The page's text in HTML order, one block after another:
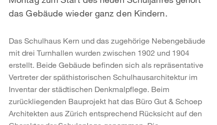
das Gebäude wieder ganz den Kindern.
Das Schulhaus Kern und das zugehörige Nebengebäude
mit drei Turnhallen wurden zwischen 1902 und 1904
erstellt. Beide Gebäude befinden sich als repräsentative
Vertreter der späthistorischen Schulhausarchitektur im
Inventar der städtischen Denkmalpflege. Beim
zurückliegenden Bauprojekt hat das Büro Gut & Schoep
Architekten aus Zürich entsprechend Rücksicht auf den